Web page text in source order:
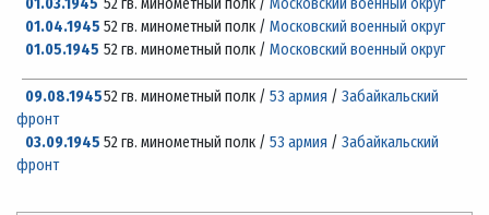
01.03.194552 гв. минометный полк /Московский военный округ
01.04.194552 гв. минометный полк /Московский военный округ
01.05.194552 гв. минометный полк /Московский военный округ
09.08.194552 гв. минометный полк /53 армия /Забайкальский
фронт
03.09.194552 гв. минометный полк /53 армия /Забайкальский
фронт